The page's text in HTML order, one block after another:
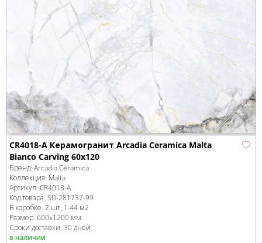
CR4018-A Керамогранит Arcadia Ceramica Malta
Bianco Carving 60x120
Бренд: Arcadia Ceramica
Коллекция: Malta
Артикул: CR4018-A
Код товара: SD-281737-99
В коробке: 2 шт, 1.44 м2
Размер: 600x1200 мм
Сроки доставки: 30 дней
в наличии